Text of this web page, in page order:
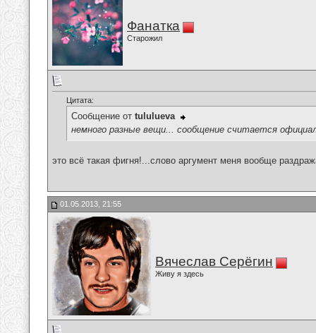
Фанатка
Старожил
Цитата:
Сообщение от tululueva
немного разные вещи... сообщение считается
это всё такая фигня!...слово аргумент меня вообще
01.05.2013, 21:55
Вячеслав Серёгин
Живу я здесь